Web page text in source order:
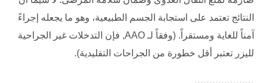
النتائج تعتمد على استجابة الجسم الطبيعية، وهو ما يجعله إجراءً
آمناً للغاية ومستقراً. (وفقاً لـ AAO, فإن التدخلات غير الجراحية
لليزر تعتبر أقل خطورة من الجراحات التقليدية).